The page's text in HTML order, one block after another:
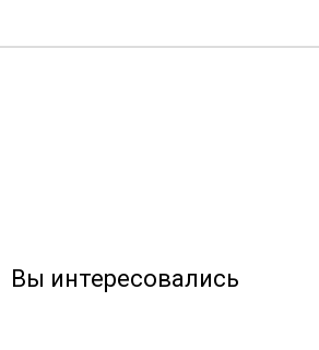
Вы интересовались